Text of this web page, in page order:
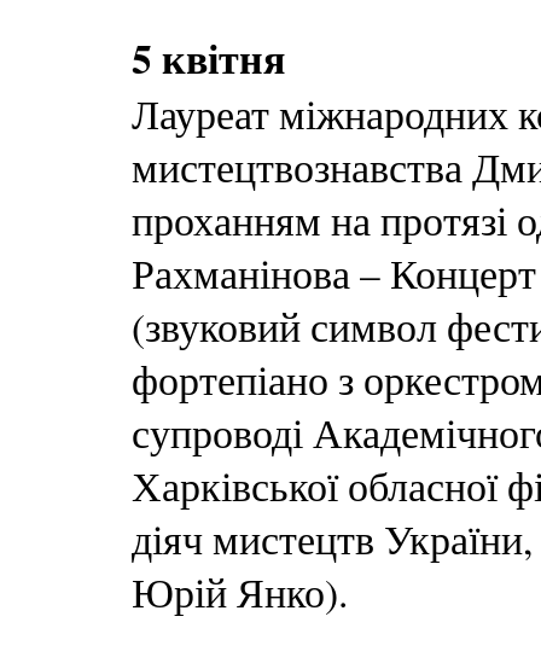
5 квітня
Лауреат міжнародних
мистецтвознавства
проханням на протязі
Рахманінова –
(звуковий символ
фортепіано з
супроводі
Харківської обласної
діяч мистецтв
Юрій Янко).